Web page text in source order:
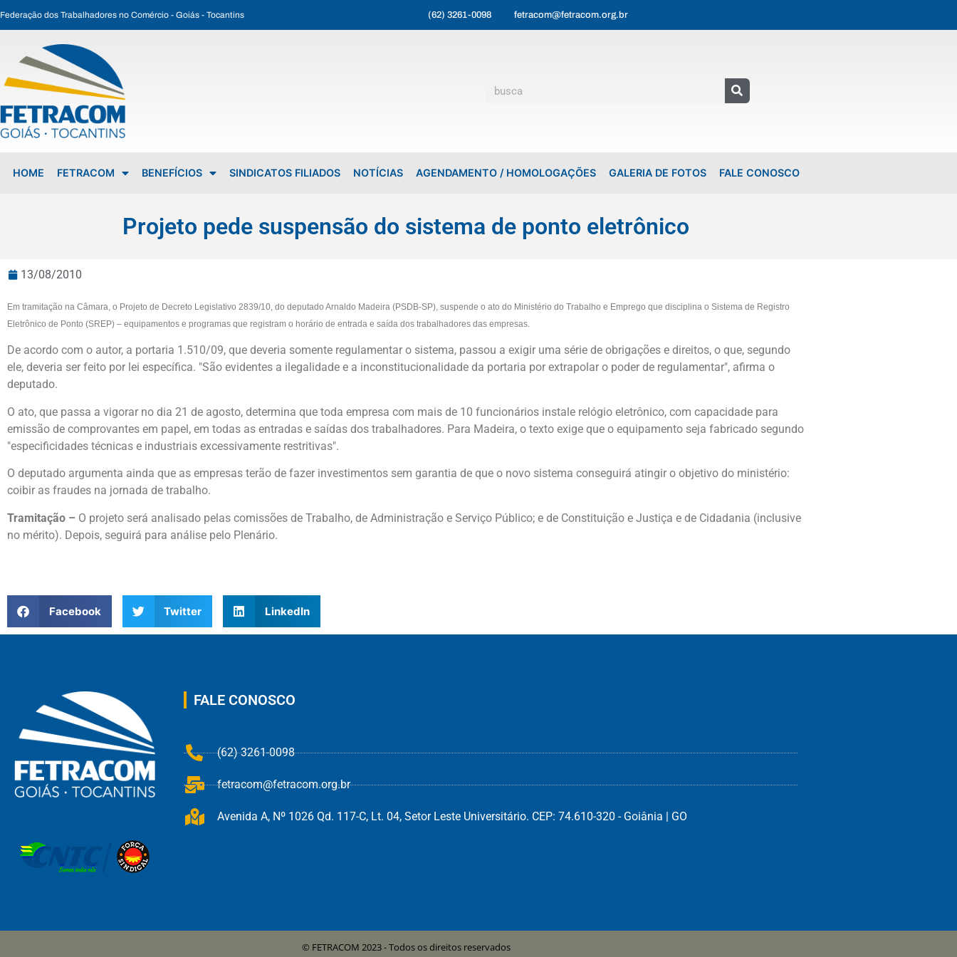
Federação dos Trabalhadores no Comércio - Goiás - Tocantins (62) 3261-0098 fetracom@fetracom.org.br
HOME FETRACOM BENEFÍCIOS SINDICATOS FILIADOS NOTÍCIAS AGENDAMENTO / HOMOLOGAÇÕES GALERIA DE FOTOS FALE CONOSCO
Projeto pede suspensão do sistema de ponto eletrônico
13/08/2010
Em tramitação na Câmara, o Projeto de Decreto Legislativo 2839/10, do deputado Arnaldo Madeira (PSDB-SP), suspende o ato do Ministério do Trabalho e Emprego que disciplina o Sistema de Registro
Eletrônico de Ponto (SREP) – equipamentos e programas que registram o horário de entrada e saída dos trabalhadores das empresas.
De acordo com o autor, a portaria 1.510/09, que deveria somente regulamentar o sistema, passou a exigir uma série de obrigações e direitos, o que, segundo
ele, deveria ser feito por lei específica. "São evidentes a ilegalidade e a inconstitucionalidade da portaria por extrapolar o poder de regulamentar", afirma o
deputado.
O ato, que passa a vigorar no dia 21 de agosto, determina que toda empresa com mais de 10 funcionários instale relógio eletrônico, com capacidade para
emissão de comprovantes em papel, em todas as entradas e saídas dos trabalhadores. Para Madeira, o texto exige que o equipamento seja fabricado segundo
"especificidades técnicas e industriais excessivamente restritivas".
O deputado argumenta ainda que as empresas terão de fazer investimentos sem garantia de que o novo sistema conseguirá atingir o objetivo do ministério:
coibir as fraudes na jornada de trabalho.
Tramitação – O projeto será analisado pelas comissões de Trabalho, de Administração e Serviço Público; e de Constituição e Justiça e de Cidadania (inclusive
no mérito). Depois, seguirá para análise pelo Plenário.
Facebook Twitter LinkedIn
FALE CONOSCO
(62) 3261-0098
fetracom@fetracom.org.br
Avenida A, Nº 1026 Qd. 117-C, Lt. 04, Setor Leste Universitário. CEP: 74.610-320 - Goiânia | GO
© FETRACOM 2023 - Todos os direitos reservados